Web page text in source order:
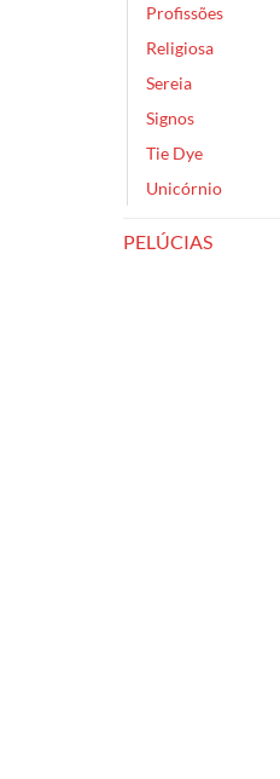
Profissões
Religiosa
Sereia
Signos
Tie Dye
Unicórnio
PELÚCIAS